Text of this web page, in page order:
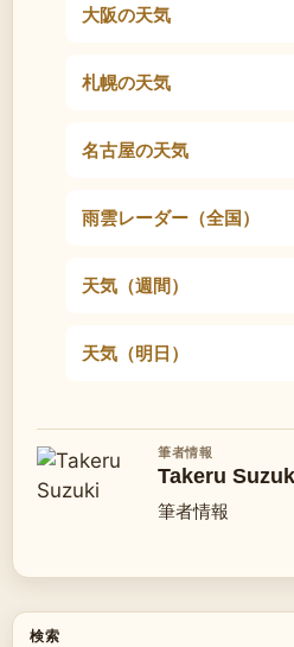
大阪の天気
札幌の天気
名古屋の天気
雨雲レーダー（全国）
天気（週間）
天気（明日）
筆者情報
Takeru
筆者情報
検索